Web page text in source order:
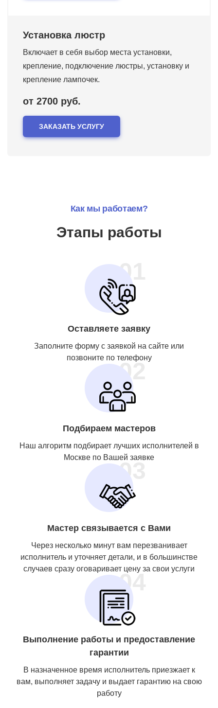
Установка люстр
Включает в себя выбор места установки,
крепление, подключение люстры, установку и
крепление лампочек.
от 2700 руб.
ЗАКАЗАТЬ УСЛУГУ
Как мы работаем?
Этапы работы
01
Оставляете заявку
Заполните форму с заявкой на сайте или
позвоните по телефону
02
Подбираем мастеров
Наш алгоритм подбирает лучших исполнителей в
Москве по Вашей заявке
03
Мастер связывается с Вами
Через несколько минут вам перезванивает
исполнитель и уточняет детали, и в большинстве
случаев сразу оговаривает цену за свои услуги
04
Выполнение работы и предоставление
гарантии
В назначенное время исполнитель приезжает к
вам, выполняет задачу и выдает гарантию на свою
работу